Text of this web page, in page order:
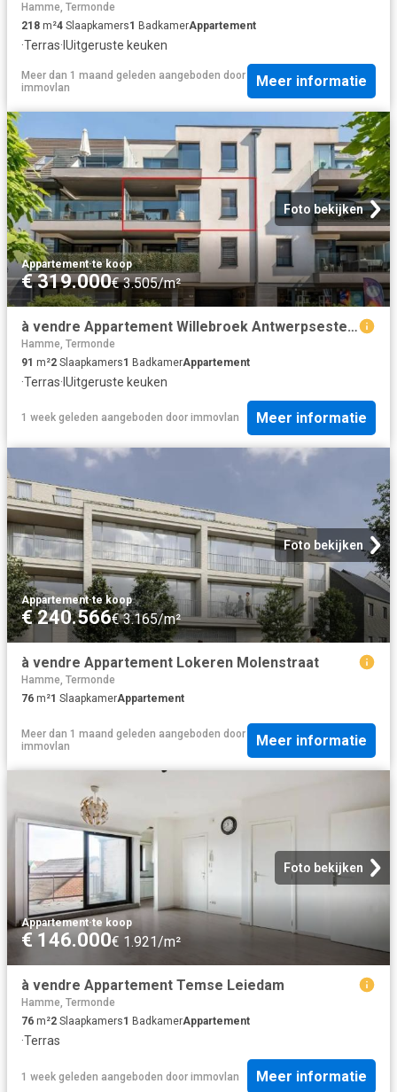
Hamme, Termonde
218 m²4 Slaapkamers1 BadkamerAppartement
·Terras· IUitgeruste keuken
Meer dan 1 maand geleden aangeboden door
immovlan
Meer informatie
Foto bekijken
Appartement·te koop
€ 319.000€ 3.505/m²
à vendre Appartement Willebroek Antwerpsesteenweg
Hamme, Termonde
91 m²2 Slaapkamers1 BadkamerAppartement
·Terras·IUitgeruste keuken
1 week geleden aangeboden door immovlan Meer informatie
Foto bekijken
Appartement·te koop
€ 240.566€ 3.165/m²
à vendre Appartement Lokeren Molenstraat
Hamme, Termonde
76 m²1 SlaapkamerAppartement
Meer dan 1 maand geleden aangeboden door
immovlan
Meer informatie
Foto bekijken
Appartement·te koop
€ 146.000€ 1.921/m²
à vendre Appartement Temse Leiedam
Hamme, Termonde
76 m²2 Slaapkamers1 BadkamerAppartement
·Terras
1 week geleden aangeboden door immovlan Meer informatie